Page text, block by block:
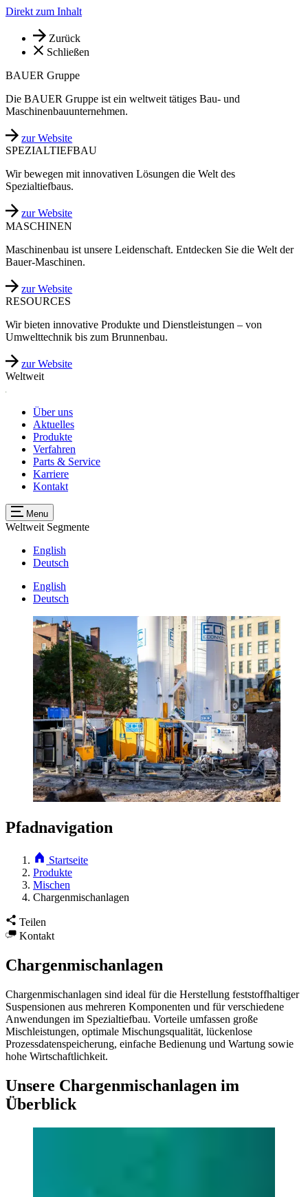
Direkt zum Inhalt
Zurück
Schließen
BAUER Gruppe
Die BAUER Gruppe ist ein weltweit tätiges Bau- und
Maschinenbauunternehmen.
zur Website
SPEZIALTIEFBAU
Wir bewegen mit innovativen Lösungen die Welt des
Spezialtiefbaus.
zur Website
MASCHINEN
Maschinenbau ist unsere Leidenschaft. Entdecken Sie die Welt der
Bauer-Maschinen.
zur Website
RESOURCES
Wir bieten innovative Produkte und Dienstleistungen – von
Umwelttechnik bis zum Brunnenbau.
zur Website
Weltweit
Über uns
Aktuelles
Produkte
Verfahren
Parts & Service
Karriere
Kontakt
Menu
Weltweit Segmente
English
Deutsch
English
Deutsch
Pfadnavigation
Startseite
Produkte
Mischen
Chargenmischanlagen
Teilen
Kontakt
Chargenmischanlagen
Chargenmischanlagen sind ideal für die Herstellung feststoffhaltiger
Suspensionen aus mehreren Komponenten und für verschiedene
Anwendungen im Spezialtiefbau. Vorteile umfassen große
Mischleistungen, optimale Mischungsqualität, lückenlose
Prozessdatenspeicherung, einfache Bedienung und Wartung sowie
hohe Wirtschaftlichkeit.
Unsere Chargenmischanlagen im
Überblick